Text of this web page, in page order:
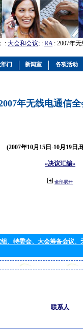
； : 大会和会议; : RA: 2007年
年无线电通信
(2007年10月15日-10月19日,
«决议汇编»
全部展开
、特委会、大会筹备会议
联系人
门 新闻室 各项活动